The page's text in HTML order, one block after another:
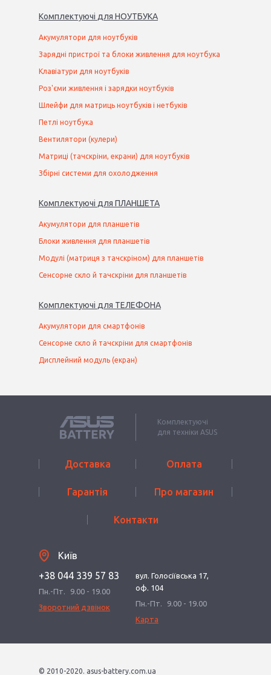
Комплектуючі для НОУТБУКА
Акумулятори для ноутбуків
Зарядні пристрої та блоки живлення для ноутбука
Клавіатури для ноутбуків
Роз'єми живлення і зарядки ноутбуків
Шлейфи для матриць ноутбуків і нетбуків
Петлі ноутбука
Вентилятори (кулери)
Матриці (тачскріни, екрани) для ноутбуків
Збірні системи для охолодження
Комплектуючі для ПЛАНШЕТА
Акумулятори для планшетів
Блоки живлення для планшетів
Модулі (матриця з тачскріном) для планшетів
Сенсорне скло й тачскріни для планшетів
Комплектуючі для ТЕЛЕФОНА
Акумулятори для смартфонів
Сенсорне скло й тачскріни для смартфонів
Дисплейний модуль (екран)
Комплектуючі
для техніки ASUS
Доставка Оплата
Гарантія Про магазин
Контакти
Київ
+38 044 339 57 83
Пн.-Пт.
9.00 - 19.00
Зворотний дзвінок
вул. Голосіївська 17,
оф. 104
Пн.-Пт.
9.00 - 19.00
Карта
© 2010-2020. asus-battery.com.ua